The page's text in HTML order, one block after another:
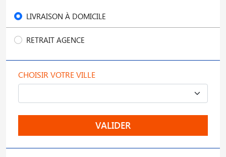
LIVRAISON À DOMICILE
RETRAIT AGENCE
CHOISIR VOTRE VILLE
VALIDER